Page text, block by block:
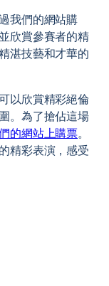
我們的網站購
欣賞參賽者的精
湛技藝和才華的
以欣賞精彩絕倫
。為了搶佔這場
的網站上購票。
精彩表演，感受